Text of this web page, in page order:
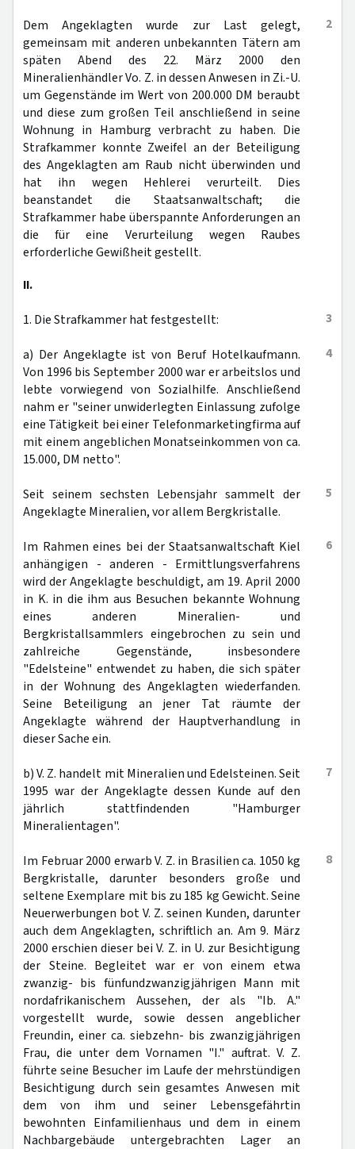
2
Dem Angeklagten wurde zur Last gelegt,
gemeinsam mit anderen unbekannten Tätern am
späten Abend des 22. März 2000 den
Mineralienhändler Vo. Z. in dessen Anwesen in Zi.-U.
um Gegenstände im Wert von 200.000 DM beraubt
und diese zum großen Teil anschließend in seine
Wohnung in Hamburg verbracht zu haben. Die
Strafkammer konnte Zweifel an der Beteiligung
des Angeklagten am Raub nicht überwinden und
hat ihn wegen Hehlerei verurteilt. Dies
beanstandet die Staatsanwaltschaft; die
Strafkammer habe überspannte Anforderungen an
die für eine Verurteilung wegen Raubes
erforderliche Gewißheit gestellt.
II.
3
1. Die Strafkammer hat festgestellt:
4
a) Der Angeklagte ist von Beruf Hotelkaufmann.
Von 1996 bis September 2000 war er arbeitslos und
lebte vorwiegend von Sozialhilfe. Anschließend
nahm er "seiner unwiderlegten Einlassung zufolge
eine Tätigkeit bei einer Telefonmarketingfirma auf
mit einem angeblichen Monatseinkommen von ca.
15.000, DM netto".
5
Seit seinem sechsten Lebensjahr sammelt der
Angeklagte Mineralien, vor allem Bergkristalle.
6
Im Rahmen eines bei der Staatsanwaltschaft Kiel
anhängigen - anderen - Ermittlungsverfahrens
wird der Angeklagte beschuldigt, am 19. April 2000
in K. in die ihm aus Besuchen bekannte Wohnung
eines anderen Mineralien- und
Bergkristallsammlers eingebrochen zu sein und
zahlreiche Gegenstände, insbesondere
"Edelsteine" entwendet zu haben, die sich später
in der Wohnung des Angeklagten wiederfanden.
Seine Beteiligung an jener Tat räumte der
Angeklagte während der Hauptverhandlung in
dieser Sache ein.
7
b) V. Z. handelt mit Mineralien und Edelsteinen. Seit
1995 war der Angeklagte dessen Kunde auf den
jährlich stattfindenden "Hamburger
Mineralientagen".
8
Im Februar 2000 erwarb V. Z. in Brasilien ca. 1050 kg
Bergkristalle, darunter besonders große und
seltene Exemplare mit bis zu 185 kg Gewicht. Seine
Neuerwerbungen bot V. Z. seinen Kunden, darunter
auch dem Angeklagten, schriftlich an. Am 9. März
2000 erschien dieser bei V. Z. in U. zur Besichtigung
der Steine. Begleitet war er von einem etwa
zwanzig- bis fünfundzwanzigjährigen Mann mit
nordafrikanischem Aussehen, der als "Ib. A."
vorgestellt wurde, sowie dessen angeblicher
Freundin, einer ca. siebzehn- bis zwanzigjährigen
Frau, die unter dem Vornamen "I." auftrat. V. Z.
führte seine Besucher im Laufe der mehrstündigen
Besichtigung durch sein gesamtes Anwesen mit
dem von ihm und seiner Lebensgefährtin
bewohnten Einfamilienhaus und dem in einem
Nachbargebäude untergebrachten Lager an